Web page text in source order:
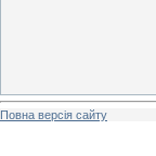
Повна версія сайту